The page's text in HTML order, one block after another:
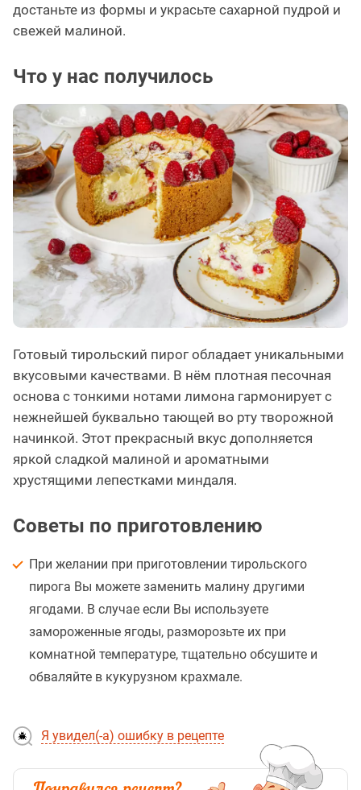
достаньте из формы и украсьте сахарной пудрой и
свежей малиной.
Что у нас получилось
Готовый тирольский пирог обладает уникальными
вкусовыми качествами. В нём плотная песочная
основа с тонкими нотами лимона гармонирует с
нежнейшей буквально тающей во рту творожной
начинкой. Этот прекрасный вкус дополняется
яркой сладкой малиной и ароматными
хрустящими лепестками миндаля.
Советы по приготовлению
При желании при приготовлении тирольского
пирога Вы можете заменить малину другими
ягодами. В случае если Вы используете
замороженные ягоды, разморозьте их при
комнатной температуре, тщательно обсушите и
обваляйте в кукурузном крахмале.
Я увидел(-а) ошибку в рецепте